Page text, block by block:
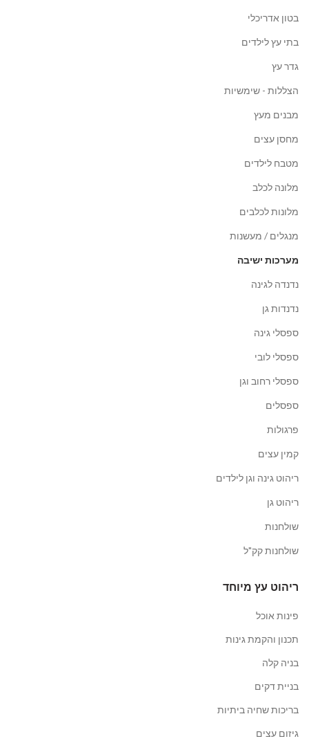
בטון אדריכלי
בתי עץ לילדים
גדר עץ
הצללות - שימשיות
מבנים מעץ
מחסן עצים
מטבח לילדים
מלונה לכלב
מלונות לכלבים
מנגלים / מעשנות
מערכות ישיבה
נדנדה לגינה
נדנדות גן
ספסלי גינה
ספסלי לובי
ספסלי רחוב וגן
ספסלים
פרגולות
קמין עצים
ריהוט גינה וגן לילדים
ריהוט גן
שולחנות
שולחנות קק"ל
ריהוט עץ מיוחד
פינות אוכל
תכנון והקמת גינות
בניה קלה
בניית דקים
בריכות שחיה ביתיות
גיזום עצים